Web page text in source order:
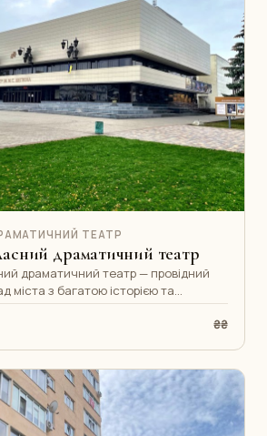
ТЕАТР
драматичний театр
драматичний театр — провідний
міста з багатою історією та
Тут ставл
₴₴